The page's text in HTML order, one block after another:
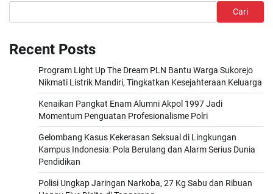
Cari
Recent Posts
Program Light Up The Dream PLN Bantu Warga Sukorejo
Nikmati Listrik Mandiri, Tingkatkan Kesejahteraan Keluarga
Kenaikan Pangkat Enam Alumni Akpol 1997 Jadi
Momentum Penguatan Profesionalisme Polri
Gelombang Kasus Kekerasan Seksual di Lingkungan
Kampus Indonesia: Pola Berulang dan Alarm Serius Dunia
Pendidikan
Polisi Ungkap Jaringan Narkoba, 27 Kg Sabu dan Ribuan